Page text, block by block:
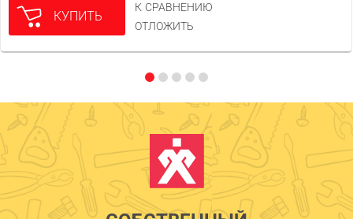
КУПИТЬ
К СРАВНЕНИЮ
ОТЛОЖИТЬ